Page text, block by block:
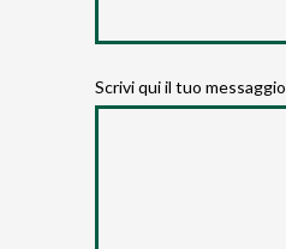
Scrivi qui il tuo messaggio